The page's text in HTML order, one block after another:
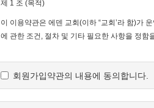
제 1 조 (목적)
이 이용약관은 에덴 교회(이하 “교회’라 함)가
에 관한 조건, 절차 및 기타 필요한 사항을 정함
제 2 조 (약관의 효력 및 변경)
회원가입약관의 내용에 동의합니다.